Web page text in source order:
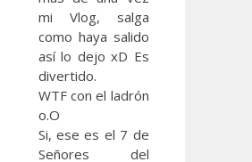
mi Vlog, salga
como haya salido
así lo dejo xD Es
divertido.
WTF con el ladrón
o.O
Si, ese es el 7 de
Señores del